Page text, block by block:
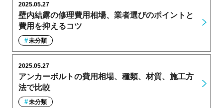
壁内結露の修理費用相場、業者選びのポイントと
費用を抑えるコツ
2025.05.27
未分類
アンカーボルトの費用相場、種類、材質、施工方
法で比較
2025.05.27
未分類